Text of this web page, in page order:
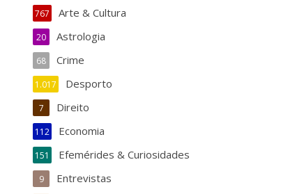
Arte & Cultura
767
Astrologia
20
Crime
68
Desporto
1.017
Direito
7
Economia
112
Efemérides & Curiosidades
151
Entrevistas
9